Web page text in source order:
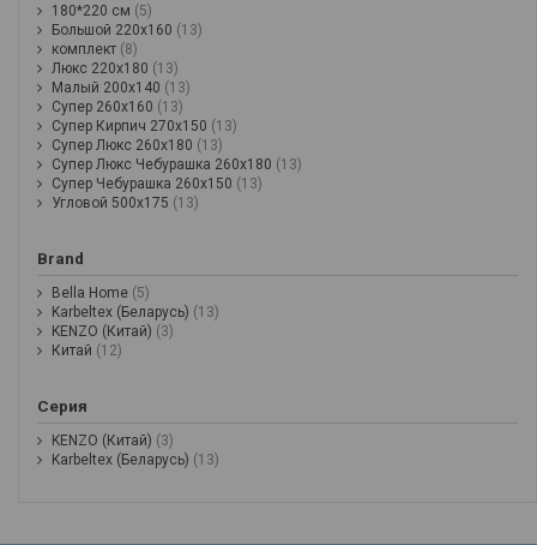
180*220 см (5)
Большой 220х160 (13)
комплект (8)
Люкс 220х180 (13)
Малый 200х140 (13)
Супер 260х160 (13)
Супер Кирпич 270х150 (13)
Супер Люкс 260х180 (13)
Супер Люкс Чебурашка 260х180 (13)
Супер Чебурашка 260х150 (13)
Угловой 500х175 (13)
Brand
Bella Home (5)
Karbeltex (Беларусь) (13)
KENZO (Китай) (3)
Китай (12)
Серия
KENZO (Китай) (3)
Karbeltex (Беларусь) (13)